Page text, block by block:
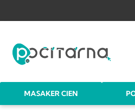
obsah
MASAKER CIEN